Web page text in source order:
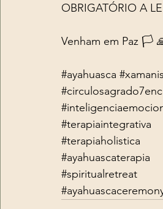
OBRIGATÓRIO A
Venham em Paz 🏳
#ayahuasca
#terapiaintegrativa
#terapiaholistica
#ayahuascaterapia
#spiritualretreat